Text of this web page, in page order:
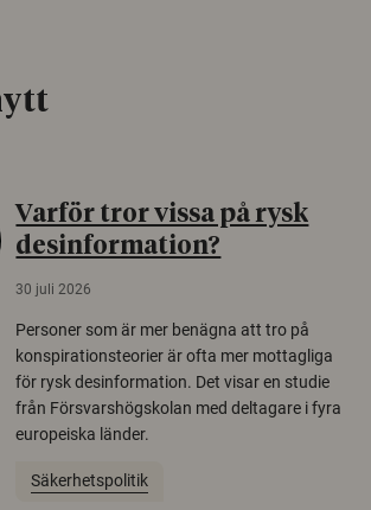
Varför tror vissa på rysk
desinformation?
30 juli 2026
Personer som är mer benägna att tro på
konspirationsteorier är ofta mer mottagliga
för rysk desinformation. Det visar en studie
från Försvarshögskolan med deltagare i fyra
europeiska länder.
Säkerhetspolitik